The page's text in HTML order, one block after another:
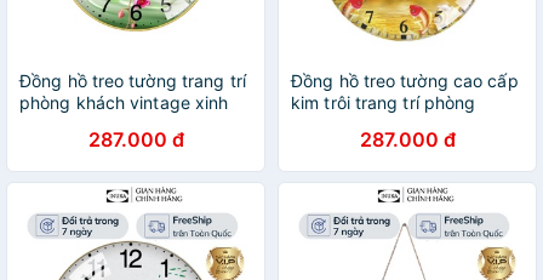
Đồng hồ treo tường trang trí
phòng khách vintage xinh
không ồn inuka.decor.
287.000 đ
Đồng hồ treo tường cao cấp
kim trôi trang trí phòng
bảo hành 12 tháng
inuka.decor.
287.000 đ